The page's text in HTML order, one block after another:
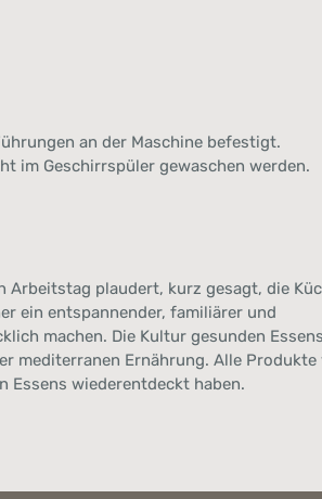
an der Maschine befestigt.
im Geschirrspüler gewaschen werden.
Arbeitstag plaudert, kurz gesagt, die
ein entspannender, familiärer und
machen. Die Kultur gesunden
mediterranen Ernährung. Alle Produkte
Essens wiederentdeckt haben.